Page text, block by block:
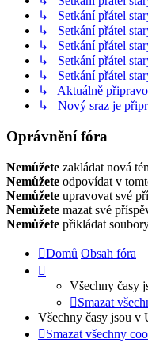
↳ Setkání přátel
↳ Setkání přátel
↳ Setkání přátel
↳ Setkání přátel
↳ Setkání přátel
↳ Aktuálně
↳ Nový sraz je
Oprávnění fóra
Nemůžete zakládat nová
Nemůžete odpovídat v
Nemůžete upravovat své
Nemůžete mazat své
Nemůžete přikládat
Domů Obsah fóra
Všechny časy
Smazat
Všechny časy jsou v
Smazat všechny